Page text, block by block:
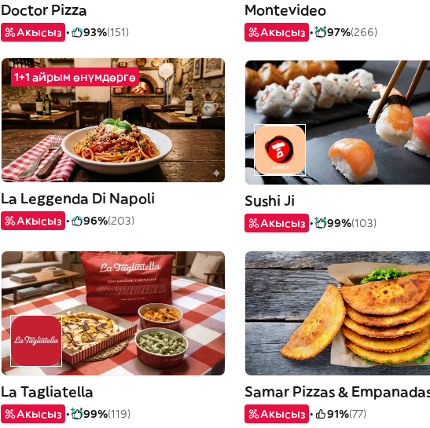
Doctor Pizza
Акысыз 93%(151)
Montevideo
Акысыз 97%(266)
1+1 айрым өнүмдөргө
La Leggenda Di Napoli
Акысыз 96%(203)
Sushi Ji
Акысыз 99%(103)
La Tagliatella
Акысыз 99%(119) Акысыз 91%(77)